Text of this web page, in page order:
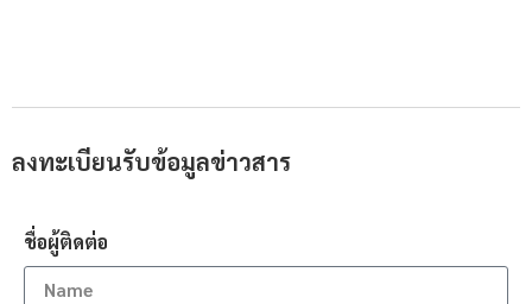
ลงทะเบียนรับข้อมูลข่าวสาร
ชื่อผู้ติดต่อ